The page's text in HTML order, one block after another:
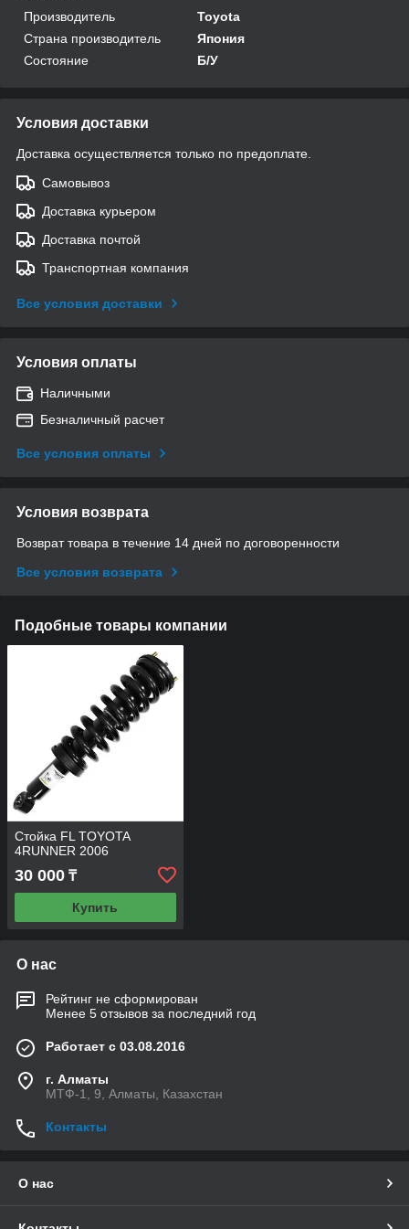
Производитель
Toyota
Страна производитель
Япония
Состояние
Б/У
Условия доставки
Доставка осуществляется только по предоплате.
Самовывоз
Доставка курьером
Доставка почтой
Транспортная компания
Все условия доставки
Условия оплаты
Наличными
Безналичный расчет
Все условия оплаты
Условия возврата
Возврат товара в течение 14 дней по договоренности
Все условия возврата
Подобные товары компании
Стойка FL TOYOTA
4RUNNER 2006
30 000 ₸
Купить
О нас
Рейтинг не сформирован
Менее 5 отзывов за последний год
Работает с 03.08.2016
г. Алматы
МТФ-1, 9, Алматы, Казахстан
Контакты
О нас